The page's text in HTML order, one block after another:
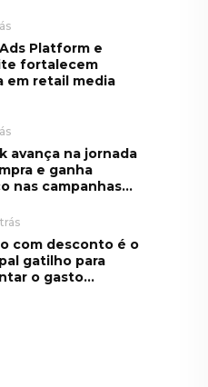
Platform e
fortalecem
em retail media
avança na jornada
e ganha
nas campanhas...
com desconto é o
gatilho para
o gasto...